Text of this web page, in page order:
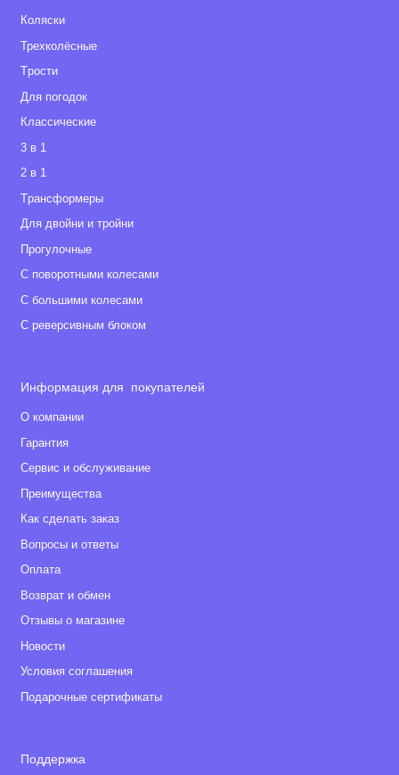
Коляски
Трехколёсные
Tрости
Для погодок
Классические
3 в 1
2 в 1
Tрансформеры
Для двойни и тройни
Прогулочные
С поворотными колесами
С большими колесами
С реверсивным блоком
Информация для покупателей
О компании
Гарантия
Сервис и обслуживание
Преимущества
Как сделать заказ
Вопросы и ответы
Оплата
Возврат и обмен
Отзывы о магазине
Новости
Условия соглашения
Подарочные сертификаты
Поддержка